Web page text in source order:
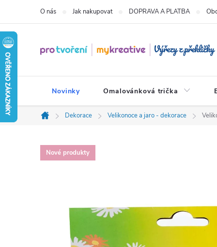
obsah
O nás Jak nakupovat DOPRAVA A PLATBA
Novinky Omalovánková trička
Domů
Dekorace Velikonoce a jaro - dekorace
Nové produkty